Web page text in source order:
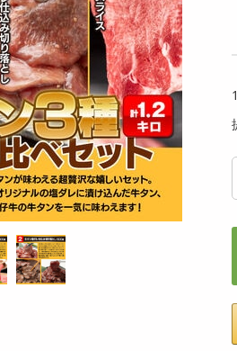
ディケア
ケア
ット・サプリメント
部外品
家具・収納・寝具
ズ・マタニティ
格・学習
提供数 25
お試し費用
3,100円
参考価格 オープン
1個あたり 1,550